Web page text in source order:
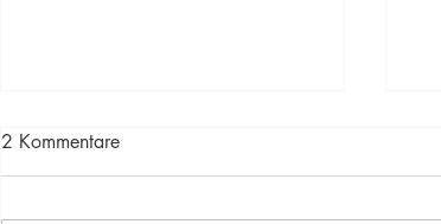
2 Kommentare